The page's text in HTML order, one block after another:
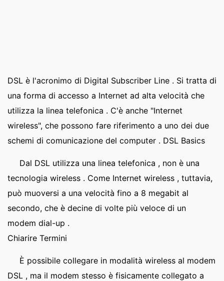
DSL è l'acronimo di Digital Subscriber Line . Si tratta di
una forma di accesso a Internet ad alta velocità che
utilizza la linea telefonica . C'è anche "Internet
wireless", che possono fare riferimento a uno dei due
schemi di comunicazione del computer . DSL Basics
Dal DSL utilizza una linea telefonica , non è una
tecnologia wireless . Come Internet wireless , tuttavia,
può muoversi a una velocità fino a 8 megabit al
secondo, che è decine di volte più veloce di un
modem dial-up .
Chiarire Termini
È possibile collegare in modalità wireless al modem
DSL , ma il modem stesso è fisicamente collegato a